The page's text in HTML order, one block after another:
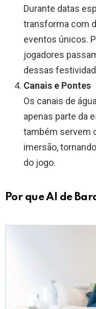
Durante datas
transforma com
eventos únicos.
jogadores
dessas
Canais e Pontes
Os canais de
apenas parte da
também servem
imersão,
do jogo.
Por que Al de